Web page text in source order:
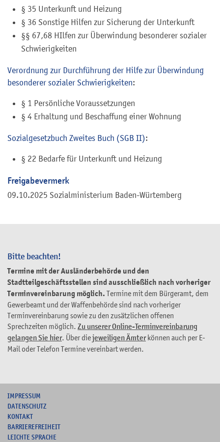
Bitte beachten!
Termine mit der Ausländerbehörde und den
Stadtteilgeschäftsstellen sind ausschließlich nach vorheriger
Terminvereinbarung möglich. Termine mit dem Bürgeramt, dem
Gewerbeamt und der Waffenbehörde sind nach vorheriger
Terminvereinbarung sowie zu den zusätzlichen offenen
Sprechzeiten möglich. Zu unserer Online-Terminvereinbarung
gelangen Sie hier. Über diejeweiligen Ämterkönnen auch per E-
Mail oder Telefon Termine vereinbart werden.
§ 35 Unterkunft und Heizung
§ 36 Sonstige Hilfen zur Sicherung der Unterkunft
§§ 67,68 HIlfen zur Überwindung besonderer sozialer
Schwierigkeiten
Verordnung zur Durchführung der Hilfe zur Überwindung
besonderer sozialer Schwierigkeiten:
§ 1 Persönliche Voraussetzungen
§ 4 Erhaltung und Beschaffung einer Wohnung
Sozialgesetzbuch Zweites Buch (SGB II):
§ 22 Bedarfe für Unterkunft und Heizung
Freigabevermerk
09.10.2025 Sozialministerium Baden-Würtemberg
IMPRESSUM
DATENSCHUTZ
KONTAKT
BARRIEREFREIHEIT
LEICHTE SPRACHE